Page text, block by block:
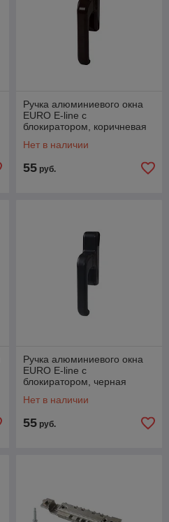
Ручка алюминиевого окна
EURO E-line с
блокиратором, коричневая
Нет в наличии
55 руб.
Ручка алюминиевого окна
EURO E-line с
блокиратором, черная
Нет в наличии
55 руб.